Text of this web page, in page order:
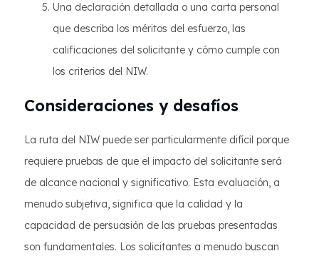
Una declaración detallada o una carta personal
que describa los méritos del esfuerzo, las
calificaciones del solicitante y cómo cumple con
los criterios del NIW.
Consideraciones y desafíos
La ruta del NIW puede ser particularmente difícil porque
requiere pruebas de que el impacto del solicitante será
de alcance nacional y significativo. Esta evaluación, a
menudo subjetiva, significa que la calidad y la
capacidad de persuasión de las pruebas presentadas
son fundamentales. Los solicitantes a menudo buscan